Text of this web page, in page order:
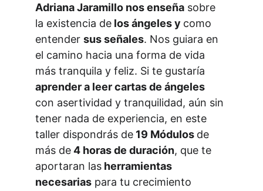
Adriana Jaramillo nos enseña sobre
la existencia de los ángeles y como
entender sus señales. Nos guiara en
el camino hacia una forma de vida
más tranquila y feliz. Si te gustaría
aprender a leer cartas de ángeles
con asertividad y tranquilidad, aún sin
tener nada de experiencia, en este
taller dispondrás de 19 Módulos de
más de 4 horas de duración, que te
aportaran las herramientas
necesarias para tu crecimiento